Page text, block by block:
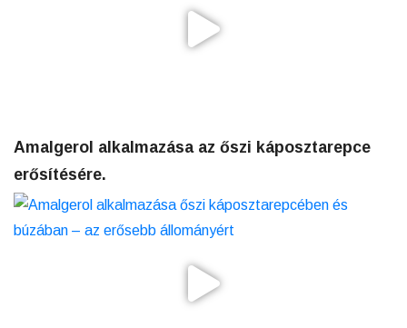
Amalgerol alkalmazása az őszi káposztarepce
erősítésére.